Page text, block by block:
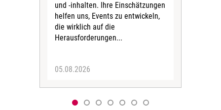
und -inhalten. Ihre Einschätzungen
helfen uns, Events zu entwickeln,
die wirklich auf die
Herausforderungen...
05.08.2026